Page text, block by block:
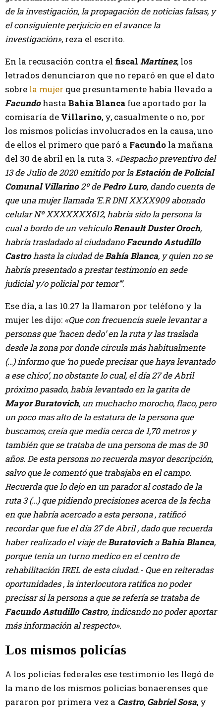
de la investigación, la propagación de noticias falsas, y
el consiguiente perjuicio en el avance la
investigación», reza el escrito.
En la recusación contra el fiscal Martínez, los
letrados denunciaron que no reparó en que el dato
sobre la mujer que presuntamente había llevado a
Facundohasta Bahía Blanca fue aportado por la
comisaría de Villarino, y, casualmente o no, por
los mismos policías involucrados en la causa, uno
de ellos el primero que paró a Facundo la mañana
del 30 de abril en la ruta 3. «Despacho preventivo del
13 de Julio de 2020 emitido por laEstación de Policial
Comunal Villarino2º dePedro Luro, dando cuenta de
que una mujer llamada ‘E.R DNI XXXX909 abonado
celular Nº XXXXXXX612, habría sido la persona la
cual a bordo de un vehículoRenault Duster Oroch,
habría trasladado al ciudadanoFacundo Astudillo
Castrohasta la ciudad deBahía Blanca, y quien no se
habría presentado a prestar testimonio en sede
judicial y/o policial por temor’”.
Ese día, a las 10.27 la llamaron por teléfono y la
mujer les dijo: «Que con frecuencia suele levantar a
personas que ‘hacen dedo’ en la ruta y las traslada
desde la zona por donde circula más habitualmente
(…) informo que ‘no puede precisar que haya levantado
a ese chico’, no obstante lo cual, el día 27 de Abril
próximo pasado, había levantado en la garita de
Mayor Buratovich, un muchacho morocho, flaco, pero
un poco mas alto de la estatura de la persona que
buscamos, creía que media cerca de 1,70 metros y
también que se trataba de una persona de mas de 30
años. De esta persona no recuerda mayor descripción,
salvo que le comentó que trabajaba en el campo.
Recuerda que lo dejo en un parador al costado de la
ruta 3 (…) que pidiendo precisiones acerca de la fecha
en que habría acercado a esta persona , ratificó
recordar que fue el día 27 de Abril , dado que recuerda
haber realizado el viaje deBuratovich aBahía Blanca,
porque tenía un turno medico en el centro de
rehabilitación IREL de esta ciudad.- Que en reiteradas
oportunidades , la interlocutora ratifica no poder
precisar si la persona a que se refería se trataba de
Facundo Astudillo Castro, indicando no poder aportar
más información al respecto».
Los mismos policías
A los policías federales ese testimonio les llegó de
la mano de los mismos policías bonaerenses que
pararon por primera vez a Castro, Gabriel Sosa, y